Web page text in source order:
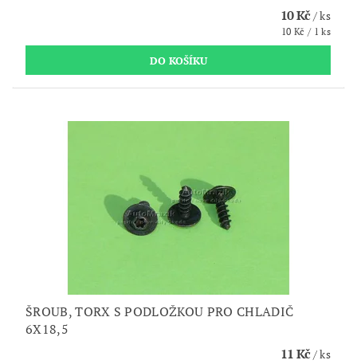
10 Kč/ ks
10 Kč / 1 ks
ŠROUB, TORX S PODLOŽKOU PRO CHLADIČ
6X18,5
11 Kč/ ks